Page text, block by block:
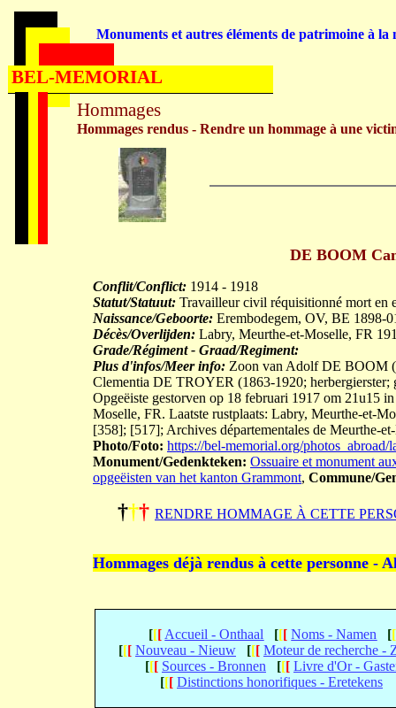
DE BOOM
Conflit/Conflict: 1914 - 1918
Statut/Statuut: Travailleur civil réquisitionné mort en
Naissance/Geboorte: Erembodegem, OV, BE 1898-
Décès/Overlijden: Labry, Meurthe-et-Moselle, FR
Grade/Régiment - Graad/Regiment:
Plus d'infos/Meer info: Zoon van Adolf DE BOOM
Clementia DE TROYER (1863-1920;
Opgeëiste gestorven op 18 februari 1917 om 21u15
Moselle, FR. Laatste rustplaats: Labry, Meurthe-et-
[358]; [517]; Archives départementales de Meurthe-
Photo/Foto: https://bel-memorial.org/
Monument/Gedenkteken: Ossuaire et monument
opgeëisten van het kanton Grammont, Commune/
††† RENDRE HOMMAGE À CETTE
Hommages déjà rendus à cette personne -
[[[ Accueil - Onthaal [[[ Noms - Namen [[
[[[ Nouveau - Nieuw [[[ Moteur de recherche -
[[[ Sources - Bronnen [[[ Livre d'Or -
[[[ Distinctions honorifiques - Eretekens
Hommages
Hommages rendus - Rendre un hommage à une
Monuments et autres éléments de patrimoine à la
BEL-MEMORIAL